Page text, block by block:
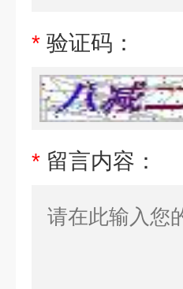
* 验证码：
* 留言内容：